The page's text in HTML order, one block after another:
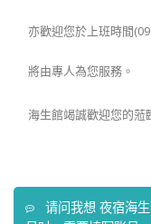
亦歡迎您於上班時間
將由專人為您服務。
海生館竭誠歡迎您的蒞
请问我想 夜宿海